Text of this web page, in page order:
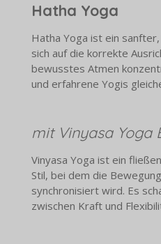
Hatha Yoga
Hatha Yoga ist ein
sich auf die korrekte
bewusstes Atmen
und erfahrene Yogis
mit Vinyasa Yoga
Vinyasa Yoga ist ein
Stil, bei dem die
synchronisiert wird. Es
zwischen Kraft und